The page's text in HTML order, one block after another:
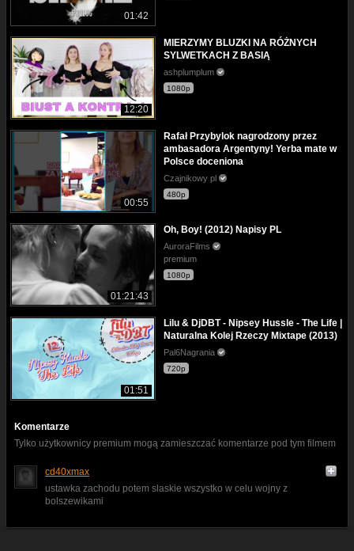
01:42
12:20
MIERZYMY BLUZKI NA RÓŻNYCH
SYLWETKACH Z BASIĄ
ashplumplum
1080p
00:55
Rafał Przybylok nagrodzony przez
ambasadora Argentyny! Yerba mate w
Polsce doceniona
Czajnikowy pl
480p
01:21:43
Oh, Boy! (2012) Napisy PL
AuroraFilms
premium
1080p
01:51
Lilu & DjDBT - Nipsey Hussle - The Life |
Naturalna Kolej Rzeczy Mixtape (2013)
Pal6Nagrania
720p
Komentarze
Tylko użytkownicy premium mogą zamieszczać komentarze pod tym filmem
cd40xmax
ustawka zachodu potem slaskie wszystko w celu wojny z
bolszewikami